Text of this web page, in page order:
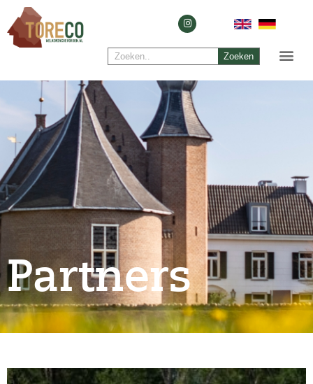
Zoeken
Partners